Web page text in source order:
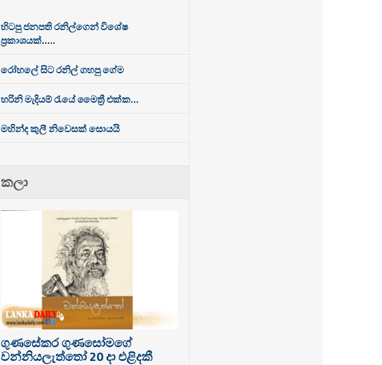
හිටපු ජනපති රනිල්ගෙන් විශේෂ
ප්‍රකාශයක්.....
රෝහලේ සිට රනිල් ගහපු ගේම
හරිනි මැදියම් රැයේ මෛත්‍රී එක්ක...
මහින්ද කුලී නිවෙසක් සොයයි
කලා
ගුණසේකර ගුණසෝමගේ
වන්නියලැත්තෝ 20 දා එළිදකී